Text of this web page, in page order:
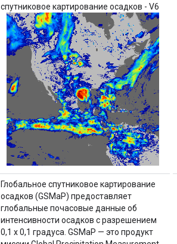
спутниковое картирование осадков - V6
Глобальное спутниковое картирование
осадков (GSMaP) предоставляет
глобальные почасовые данные об
интенсивности осадков с разрешением
0,1 x 0,1 градуса. GSMaP — это продукт